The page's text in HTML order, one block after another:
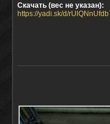
Скачать (вес не указан):
https://yadi.sk/d/